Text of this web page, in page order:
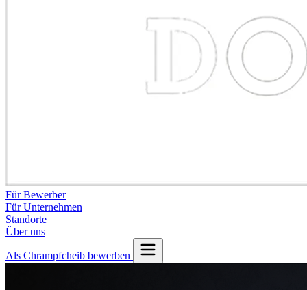
Für Bewerber
Für Unternehmen
Standorte
Über uns
Als Chrampfcheib bewerben